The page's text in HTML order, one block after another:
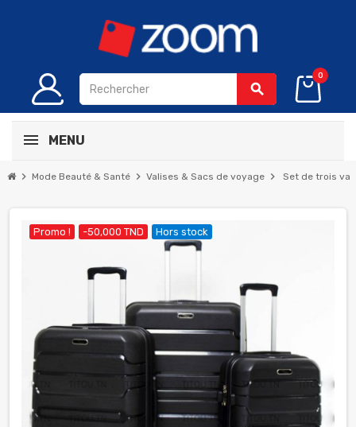
search
0
MENU
chevron_right Mode Beauté & Santé chevron_right Valises & Sacs de voyage chevron_right Set de trois
Promo ! -50,000 TND Hors stock